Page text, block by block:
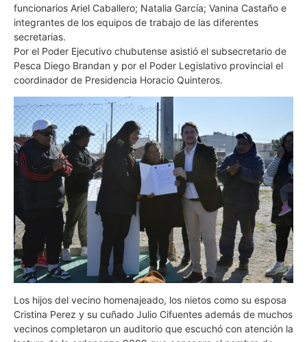
funcionarios Ariel Caballero; Natalia García; Vanina Castaño e
integrantes de los equipos de trabajo de las diferentes
secretarias.
Por el Poder Ejecutivo chubutense asistió el subsecretario de
Pesca Diego Brandan y por el Poder Legislativo provincial el
coordinador de Presidencia Horacio Quinteros.
Los hijos del vecino homenajeado, los nietos como su esposa
Cristina Perez y su cuñado Julio Cifuentes además de muchos
vecinos completaron un auditorio que escuchó con atención la